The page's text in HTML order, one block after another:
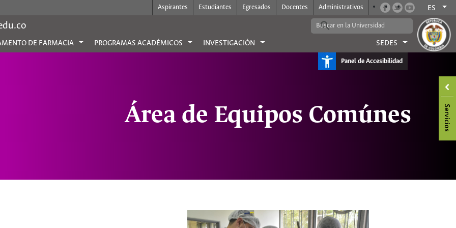
Aspirantes Estudiantes Egresados Docentes Administrativos ES
DE FARMACIA PROGRAMAS ACADÉMICOS INVESTIGACIÓN SEDES
Panel de Accesibilidad
Área de Equipos Comúnes